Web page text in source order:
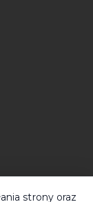
strony oraz